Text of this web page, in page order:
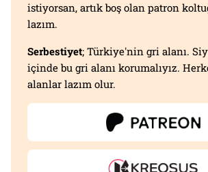
istiyorsan, artık boş olan patron
lazım.
Serbestiyet; Türkiye'nin gri alanı.
içinde bu gri alanı korumalıyız.
alanlar lazım olur.